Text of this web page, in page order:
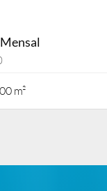
m²